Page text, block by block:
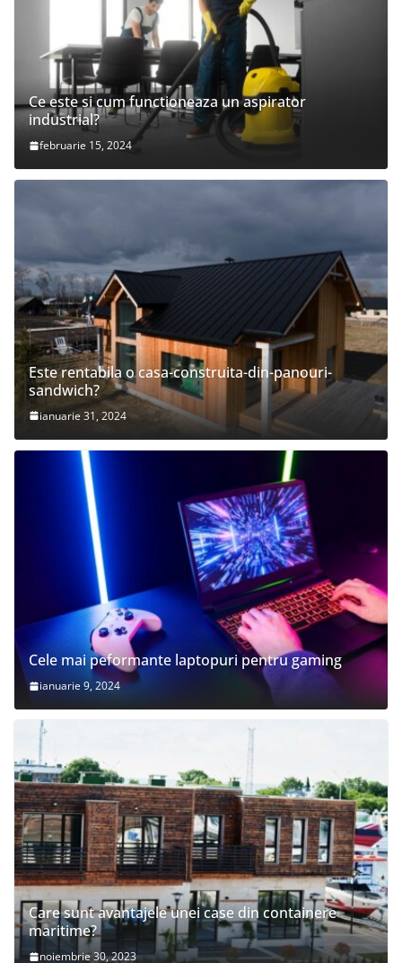
Ce este si cum functioneaza un aspirator
industrial?
februarie 15, 2024
Este rentabila o casa-construita-din-panouri-
sandwich?
ianuarie 31, 2024
Cele mai peformante laptopuri pentru gaming
ianuarie 9, 2024
Care sunt avantajele unei case din containere
maritime?
noiembrie 30, 2023